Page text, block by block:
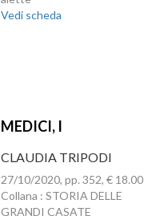
Vedi scheda
MEDICI, I
CLAUDIA TRIPODI
27/10/2020, pp. 352, € 18.00
Collana : STORIA DELLE
GRANDI CASATE